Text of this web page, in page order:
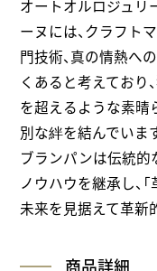
オートオルロジュリ
ーヌには、クラフト
門技術、真の情熱へ
くあると考えており
を超えるような素晴
別な絆を結んでいま
ブランパンは伝統的
ノウハウを継承し、
未来を見据えて革新